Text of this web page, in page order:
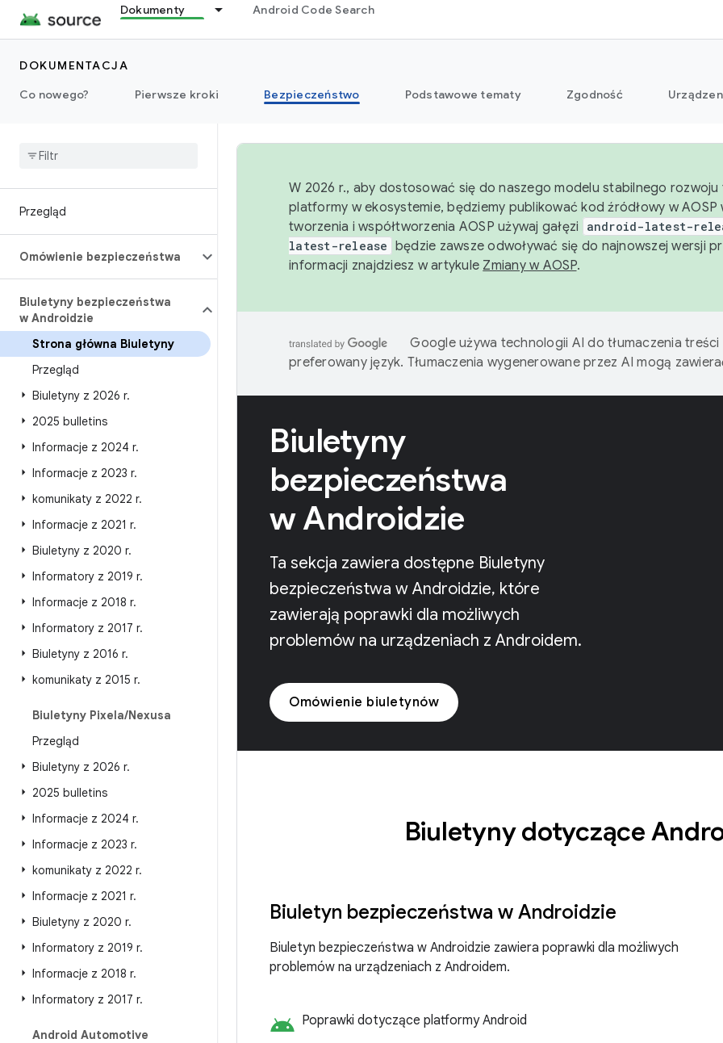
Dokumenty Android Code Search
DOKUMENTACJA
Co nowego?
Pierwsze kroki Bezpieczeństwo Podstawowe tematy Zgodność
Przegląd
Omówienie bezpieczeństwa
Biuletyny bezpieczeństwa
w Androidzie
Strona główna Biuletyny
Przegląd
Biuletyny z 2026 r.
2025 bulletins
Informacje z 2024 r.
Informacje z 2023 r.
komunikaty z 2022 r.
Informacje z 2021 r.
Biuletyny z 2020 r.
Informatory z 2019 r.
Informacje z 2018 r.
Informatory z 2017 r.
Biuletyny z 2016 r.
komunikaty z 2015 r.
Biuletyny Pixela/Nexusa
Przegląd
Biuletyny z 2026 r.
2025 bulletins
Informacje z 2024 r.
Informacje z 2023 r.
komunikaty z 2022 r.
Informacje z 2021 r.
Biuletyny z 2020 r.
Informatory z 2019 r.
Informacje z 2018 r.
Informatory z 2017 r.
Android Automotive
W 2026 r., aby dostosować się do naszego modelu stabilnego
platformy w ekosystemie, będziemy publikować kod źródłowy w
tworzenia i współtworzenia AOSP używaj gałęzi
android-latest-
latest-release będzie zawsze odwoływać się do najnowszej wersji
informacji znajdziesz w artykule Zmiany w AOSP.
Google używa technologii AI do tłumaczenia treści
preferowany język. Tłumaczenia wygenerowane przez AI mogą
Biuletyny
bezpieczeństwa
w Androidzie
Ta sekcja zawiera dostępne Biuletyny
bezpieczeństwa w Androidzie, które
zawierają poprawki dla możliwych
problemów na urządzeniach z Androidem.
Omówienie biuletynów
Biuletyny dotyczące
Biuletyn bezpieczeństwa w Androidzie
Biuletyn bezpieczeństwa w Androidzie zawiera poprawki dla możliwych
problemów na urządzeniach z Androidem.
android Poprawki dotyczące platformy Android